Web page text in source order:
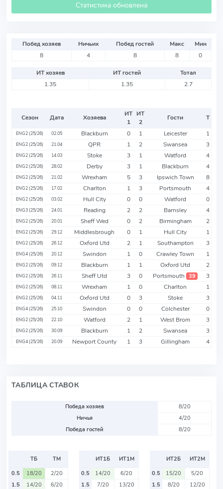
Статистика обновлена
Побед хозяев Ничьих Побед гостей Макс
Мин
8
4 8 8 0
ИТ хозяев ИТ гостей
Тотал
1.35
1.35 2.7
Сезон Дата Хозяева
ИТ
1
ИТ
2
Гости Т
ENG2 (25/26) 02.05 Blackburn 0 1 Leicester 1
ENG2 (25/26) 21.04 QPR 1 2 Swansea 3
ENG2 (25/26) 14.03 Stoke 3 1 Watford 4
ENG2 (25/26) 28.02 Derby 3 1 Blackburn 4
ENG2 (25/26) 21.02 Wrexham 5 3 Ipswich Town 8
ENG2 (25/26) 17.02 Charlton 1 3 Portsmouth 4
ENG2 (25/26) 03.02 Hull City 0 0 Watford 0
ENG3 (25/26) 24.01 Reading 2 2 Barnsley 4
ENG2 (25/26) 20.01 Sheff Wed 0 2 Birmingham 2
ENG2 (25/26) 29.12 Middlesbrough 0 1 Hull City 1
ENG2 (25/26) 26.12 Oxford Utd 2 1 Southampton 3
ENG4 (25/26) 20.12 Swindon 1 0 Crawley Town 1
ENG2 (25/26) 09.12 Blackburn 1 1 Oxford Utd 2
ENG2 (25/26) 26.11 Sheff Utd 3 0 Portsmouth 39 3
ENG2 (25/26) 08.11 Wrexham 1 0 Charlton 1
ENG2 (25/26) 04.11 Oxford Utd 0 3 Stoke 3
ENG4 (25/26) 25.10 Swindon 0 0 Colchester 0
ENG2 (25/26) 22.10 Watford 2 1 West Brom 3
ENG2 (25/26) 30.09 Blackburn 1 2 Swansea 3
ENG4 (25/26) 20.09 Newport County 1 3 Gillingham 4
ТАБЛИЦА СТАВОК
Победа хозяев
8/20
Ничья
4/20
Победа гостей
8/20
ТБ
ТМ
0.5
18/20
2/20
1.5
14/20
6/20
ИТ1Б
ИТ1М
0.5
14/20
6/20
1.5
7/20
13/20
ИТ2Б
ИТ2М
0.5
15/20
5/20
1.5
8/20
12/20